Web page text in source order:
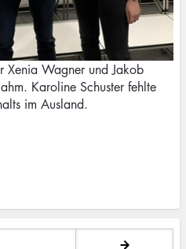
Xenia Wagner und Jakob
Karoline Schuster fehlte
im Ausland.